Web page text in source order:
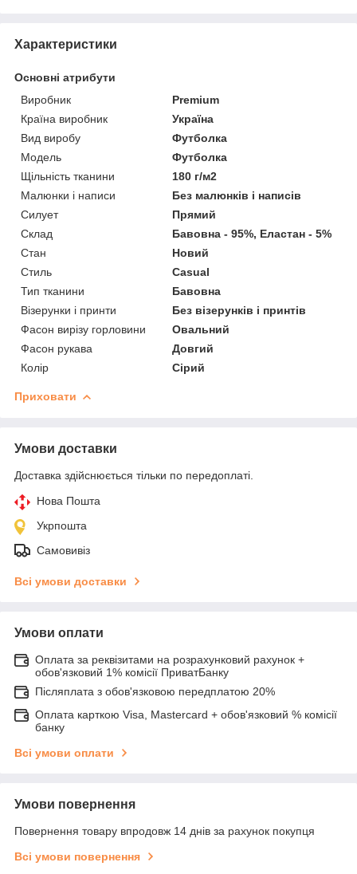
Характеристики
Основні атрибути
Виробник
Premium
Країна виробник
Україна
Вид виробу
Футболка
Модель
Футболка
Щільність тканини
180 г/м2
Малюнки і написи
Без малюнків і написів
Силует
Прямий
Склад
Бавовна - 95%, Еластан - 5%
Стан
Новий
Стиль
Casual
Тип тканини
Бавовна
Візерунки і принти
Без візерунків і принтів
Фасон вирізу горловини
Овальний
Фасон рукава
Довгий
Колір
Сірий
Приховати
Умови доставки
Доставка здійснюється тільки по передоплаті.
Нова Пошта
Укрпошта
Самовивіз
Всі умови доставки
Умови оплати
Оплата за реквізитами на розрахунковий рахунок +
обов'язковий 1% комісії ПриватБанку
Післяплата з обов'язковою передплатою 20%
Оплата карткою Visa, Mastercard + обов'язковий % комісії
банку
Всі умови оплати
Умови повернення
Повернення товару впродовж 14 днів за рахунок покупця
Всі умови повернення